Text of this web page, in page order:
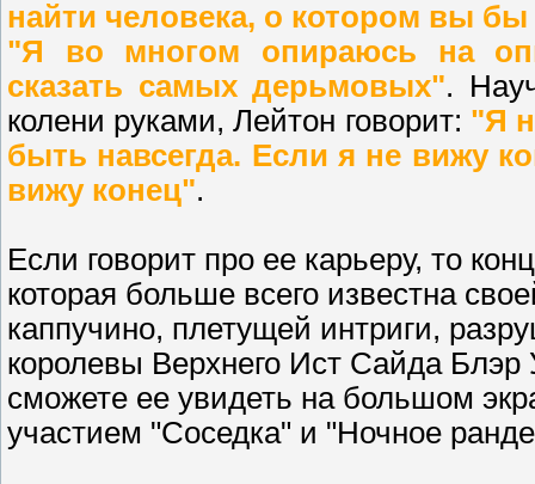
найти человека, о котором вы бы
"Я во многом опираюсь на
сказать самых дерьмовых".
колени руками, Лейтон говорит: "Я
быть навсегда. Если я не вижу
вижу конец".
Если говорит про ее карьеру, то
которая больше всего известна
каппучино, плетущей интриги,
королевы Верхнего Ист Сайда
сможете ее увидеть на большом
участием "Соседка" и "Ночное